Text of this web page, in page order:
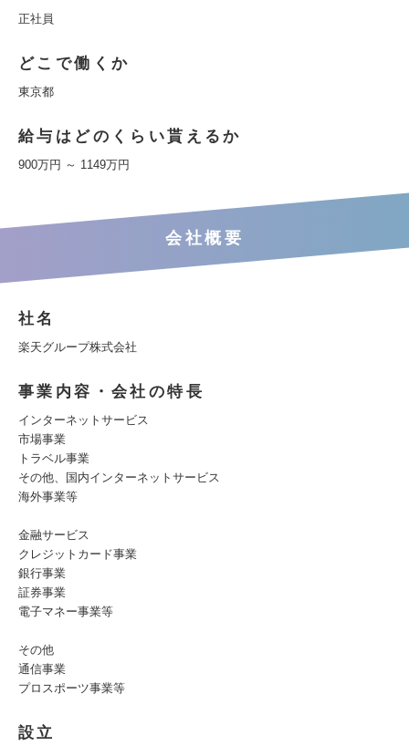
正社員
どこで働くか
東京都
給与はどのくらい貰えるか
900万円 ～ 1149万円
会社概要
社名
楽天グループ株式会社
事業内容・会社の特長
インターネットサービス
市場事業
トラベル事業
その他、国内インターネットサービス
海外事業等
金融サービス
クレジットカード事業
銀行事業
証券事業
電子マネー事業等
その他
通信事業
プロスポーツ事業等
設立